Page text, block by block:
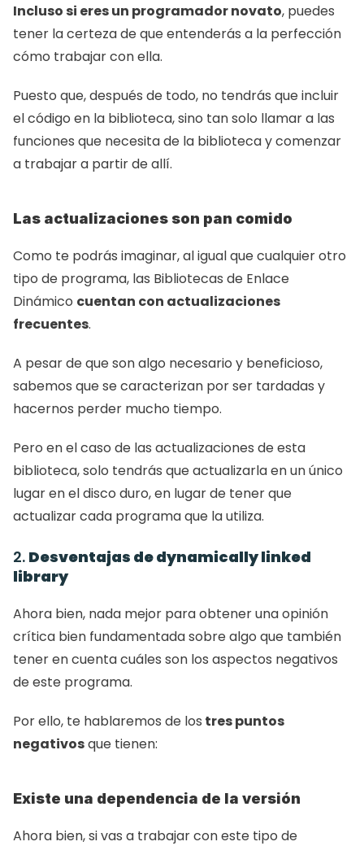
Incluso si eres un programador novato, puedes
tener la certeza de que entenderás a la perfección
cómo trabajar con ella.
Puesto que, después de todo, no tendrás que incluir
el código en la biblioteca, sino tan solo llamar a las
funciones que necesita de la biblioteca y comenzar
a trabajar a partir de allí.
Las actualizaciones son pan comido
Como te podrás imaginar, al igual que cualquier otro
tipo de programa, las Bibliotecas de Enlace
Dinámico cuentan con actualizaciones
frecuentes.
A pesar de que son algo necesario y beneficioso,
sabemos que se caracterizan por ser tardadas y
hacernos perder mucho tiempo.
Pero en el caso de las actualizaciones de esta
biblioteca, solo tendrás que actualizarla en un único
lugar en el disco duro, en lugar de tener que
actualizar cada programa que la utiliza.
2. Desventajas de dynamically linked
library
Ahora bien, nada mejor para obtener una opinión
crítica bien fundamentada sobre algo que también
tener en cuenta cuáles son los aspectos negativos
de este programa.
Por ello, te hablaremos de los tres puntos
negativos que tienen:
Existe una dependencia de la versión
Ahora bien, si vas a trabajar con este tipo de